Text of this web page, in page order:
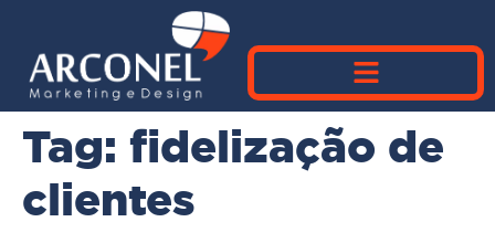
Tag: fidelização de
clientes